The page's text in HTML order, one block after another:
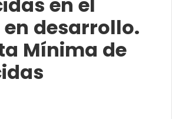
desarrollo.
Mínima de